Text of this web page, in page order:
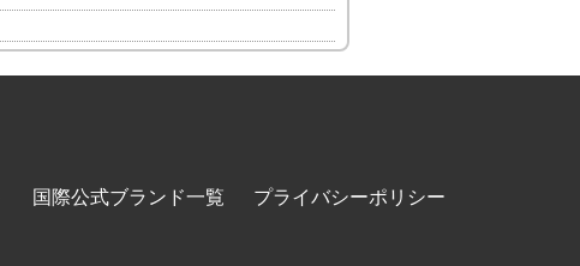
国際公式ブランド一覧 プライバシーポリシー